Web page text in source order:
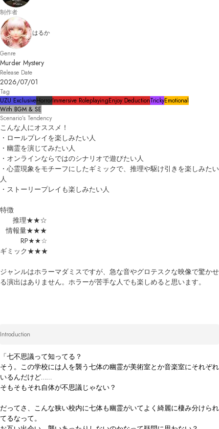
制作者
はるか
Genre
Murder Mystery
Release Date
2026/07/01
Tag
UZU ExclusiveHorrorImmersive RoleplayingEnjoy DeductionTrickyEmotional
With BGM & SE
Scenario’s Tendency
こんな人にオススメ！
・ロールプレイを楽しみたい人
・幽霊を演じてみたい人
・オンラインならではのシナリオで遊びたい人
・心霊現象をモチーフにしたギミックで、推理や駆け引きを楽しみたい
人
・ストーリープレイも楽しみたい人
特徴
推理★★☆
   情報量★★★
RP★★☆
ギミック★★★
ジャンルはホラーマダミスですが、急な音やグロテスクな映像で驚かせ
る演出はありません。ホラーが苦手な人でも楽しめると思います。
Introduction
「七不思議って知ってる？
そう。この学校には人を襲う七体の幽霊が美術室とか音楽室にそれぞれ
いるんだけど……
そもそもそれ自体が不思議じゃない？
だってさ、こんな狭い校内に七体も幽霊がいてよく綺麗に棲み分けられ
てるなって。